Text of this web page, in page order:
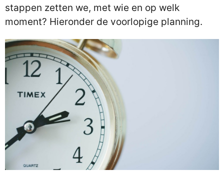
stappen zetten we, met wie en op welk
moment? Hieronder de voorlopige planning.